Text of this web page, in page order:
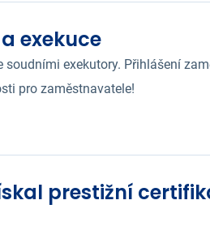
a exekuce
soudními exekutory. Přihlášení
pro zaměstnavatele!
prestižní